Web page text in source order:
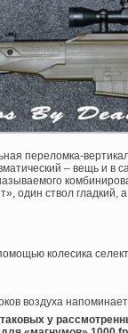
переломка-
– вещь и в
один ствол гладкий,
колесика
воздуха
у